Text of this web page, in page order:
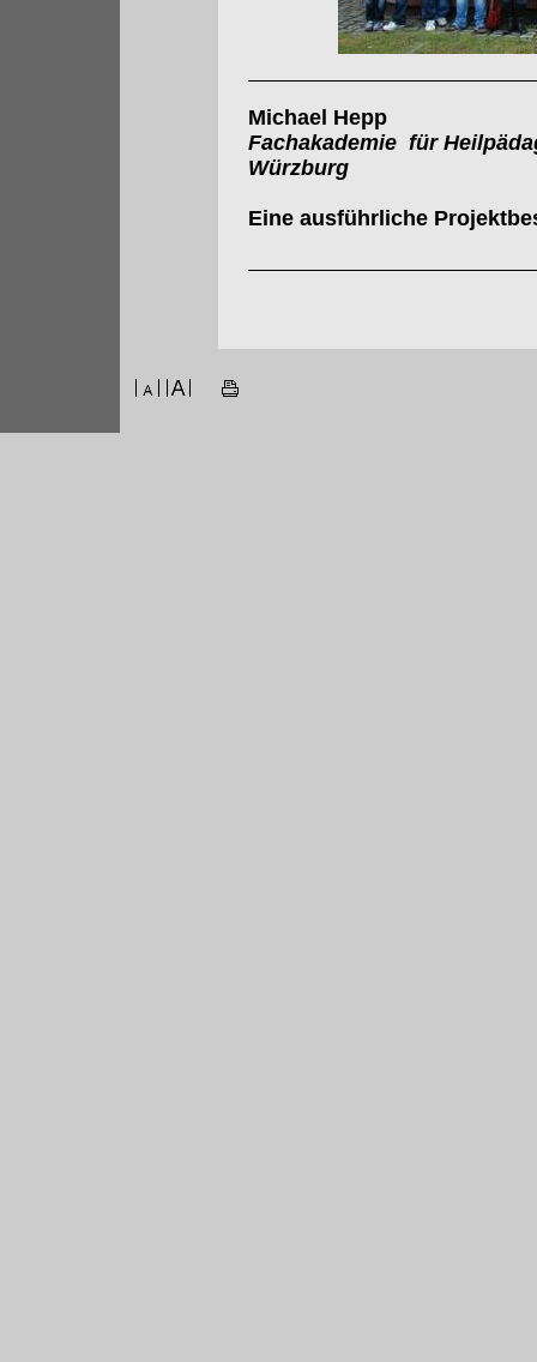
Michael Hepp
Fachakademie für
Würzburg
Eine ausführliche